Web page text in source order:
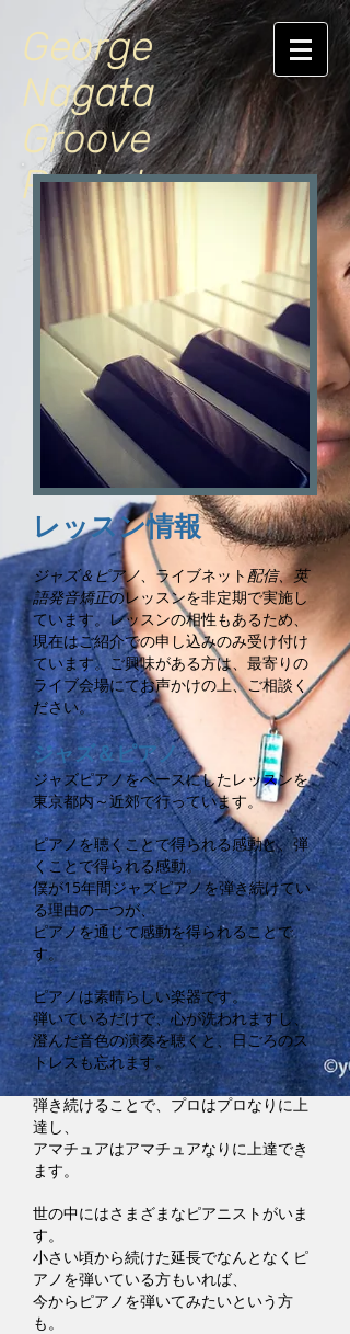
George
Nagata
Groove
Pockets
レッスン情報
ジャズ＆ピアノ、ライブネット 配信、英
語発音矯正のレッスンを非定期で実施し
ています。レッスンの相性もあるため、
現在はご紹介での申し込みのみ受け付け
ています。 ご興味がある方は、最寄りの
ライブ会場にてお声かけの上、ご相談く
ださい。
ジャズ＆ピアノ
ジャズピアノをベースにしたレッスンを
東京都内～近郊で行っています。
ピアノを聴くことで得られる感動と、弾
くことで得られる感動。
僕が15年間ジャズピアノを弾き続けてい
る理由の一つが、
ピアノを通じて感動を得られることで
す。
ピアノは素晴らしい楽器です。
弾いているだけで、心が洗われますし、
澄んだ音色の演奏を聴くと、日ごろのス
トレスも忘れます。
弾き続けることで、プロはプロなりに上
達し、
アマチュアはアマチュアなりに上達でき
ます。
世の中にはさまざまなピアニストがいま
す。
小さい頃から続けた延長でなんとなくピ
アノを弾いている方もいれば、
今からピアノを弾いてみたいという方
も。